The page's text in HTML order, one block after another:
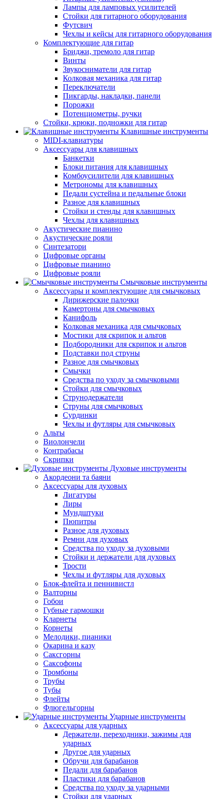
Лампы для ламповых усилителей
Стойки для гитарного оборудования
Футсвич
Чехлы и кейсы для гитарного оборудования
Комплектующие для гитар
Бриджи, тремоло для гитар
Винты
Звукосниматели для гитар
Колковая механика для гитар
Переключатели
Пикгарды, накладки, панели
Порожки
Потенциометры, ручки
Стойки, крюки, подножки для гитар
Клавишные инструменты
MIDI-клавиатуры
Аксессуары для клавишных
Банкетки
Блоки питания для клавишных
Комбоусилители для клавишных
Метрономы для клавишных
Педали сустейна и педальные блоки
Разное для клавишных
Стойки и стенды для клавишных
Чехлы для клавишных
Акустические пианино
Акустические рояли
Синтезатори
Цифровые органы
Цифровые пианино
Цифровые рояли
Смычковые инструменты
Аксессуары и комплектующие для смычковых
Дирижерские палочки
Камертоны для смычковых
Канифоль
Колковая механика для смычковых
Мостики для скрипок и альтов
Подбородники для скрипок и альтов
Подставки под струны
Разное для смычковых
Смычки
Средства по уходу за смычковыми
Стойки для смычковых
Струнодержатели
Струны для смычковых
Сурдинки
Чехлы и футляры для смычковых
Альты
Виолончели
Контрабасы
Скрипки
Духовые инструменты
Акордеони та баяни
Аксессуары для духовых
Лигатуры
Лиры
Мундштуки
Пюпитры
Разное для духовых
Ремни для духовых
Средства по уходу за духовыми
Стойки и держатели для духовых
Трости
Чехлы и футляры для духовых
Блок-флейта и пеннивистл
Валторны
Гобои
Губные гармошки
Кларнеты
Корнеты
Мелодики, пианики
Окарина и казу
Саксгорны
Саксофоны
Тромбоны
Трубы
Тубы
Флейты
Флюгельгорны
Ударные инструменты
Аксессуары для ударных
Держатели, переходники, зажимы для
ударных
Другое для ударных
Обручи для барабанов
Педали для барабанов
Пластики для барабанов
Средства по уходу за ударными
Стойки для ударных